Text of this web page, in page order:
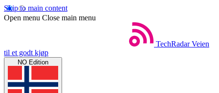
Skip to main content
Open menu Close main menu
TechRadar Veien
til et godt kjøp
NO Edition